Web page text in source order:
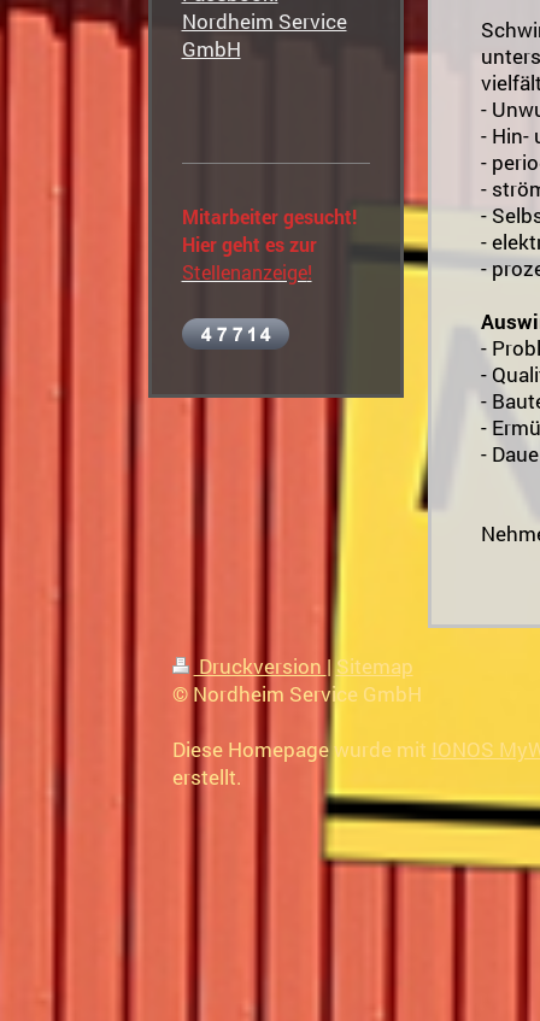
Nordheim Service
GmbH
Mitarbeiter gesucht!
Hier geht es zur
Stellenanzeige!
-
- Hin-
-
-
-
-
-
-
-
-
-
-
Druckversion | Sitemap
© Nordheim Service GmbH
Diese Homepage wurde mit IONOS
erstellt.